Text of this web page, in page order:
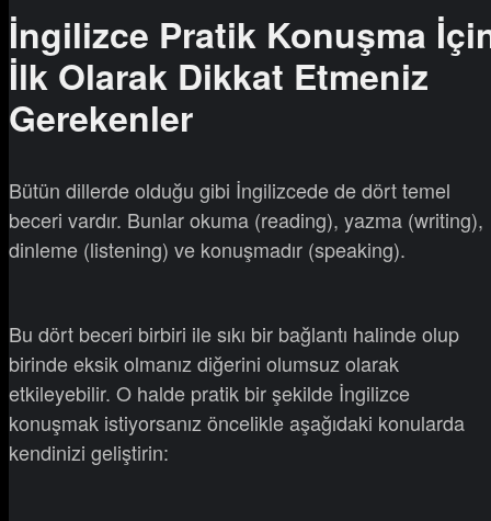
İngilizce Pratik Konuşma
İlk Olarak Dikkat Etmeniz
Gerekenler
Bütün dillerde olduğu gibi İngilizcede de dört temel
beceri vardır. Bunlar okuma (reading), yazma (writing),
dinleme (listening) ve konuşmadır (speaking).
Bu dört beceri birbiri ile sıkı bir bağlantı halinde olup
birinde eksik olmanız diğerini olumsuz olarak
etkileyebilir. O halde pratik bir şekilde İngilizce
konuşmak istiyorsanız öncelikle aşağıdaki konularda
kendinizi geliştirin: